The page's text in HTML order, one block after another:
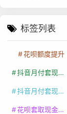
标签列表
花呗额度提升
抖音月付套现多少手续费
抖音月付套现最新方法
花呗套取现金最佳方法